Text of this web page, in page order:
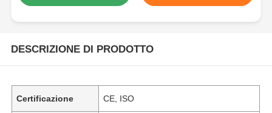
DESCRIZIONE DI PRODOTTO
Certificazione CE, ISO